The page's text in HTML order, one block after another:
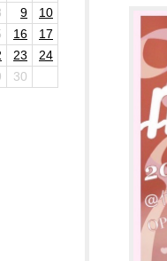
9
10
16
17
23
24
30